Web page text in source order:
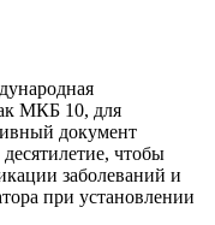
МКБ 10, для
документ
чтобы
заболеваний и
при установлении